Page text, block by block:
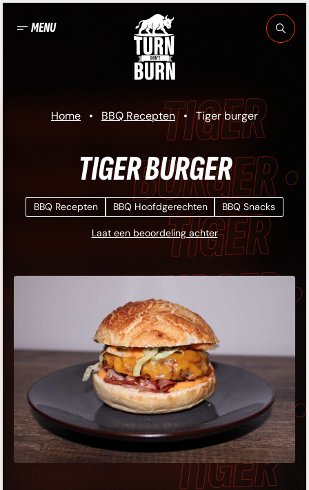
naar MENU
Home • BBQ Recepten • Tiger burger
TIGER BURGER
BBQ Recepten BBQ Hoofdgerechten BBQ Snacks
Laat een beoordeling achter
BURGER •
BURGER •
BURGER •
BURGER •
BURGER •
TIGER BURGER •
TIGER BURGER •